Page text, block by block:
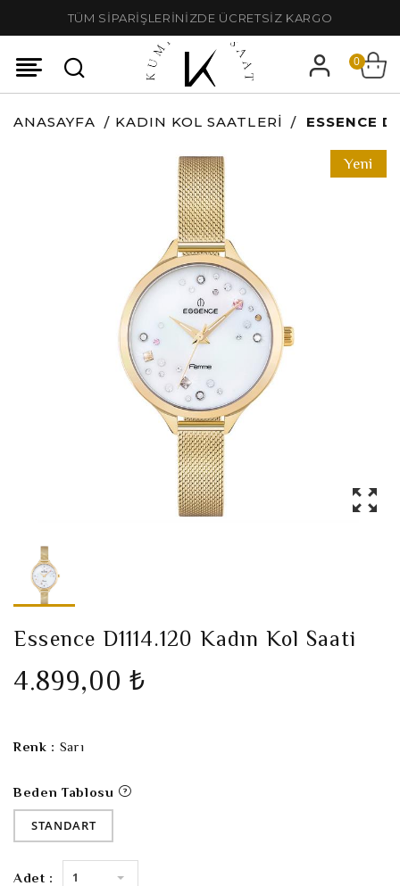
TÜM SİPARİŞLERİNİZDE ÜCRETSİZ KARGO
0
ANASAYFA KADIN KOL SAATLERI ESSENCE
Yeni
Essence D1114.120 Kadın Kol Saati
4.899,00 ₺
Renk : Sarı
Beden Tablosu
STANDART
Adet : 1